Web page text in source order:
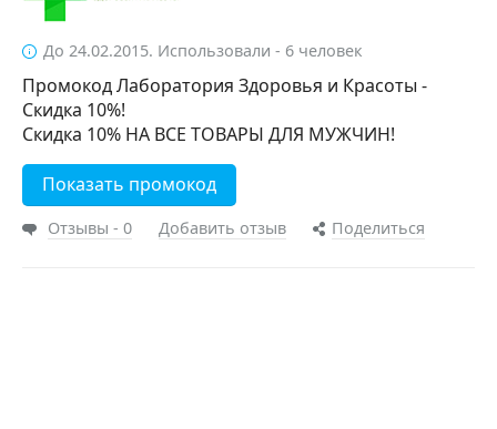
До 24.02.2015. Использовали - 6 человек
Промокод Лаборатория Здоровья и Красоты -
Скидка 10%!
Скидка 10% НА ВСЕ ТОВАРЫ ДЛЯ МУЖЧИН!
Показать промокод
Отзывы - 0 Добавить отзыв Поделиться